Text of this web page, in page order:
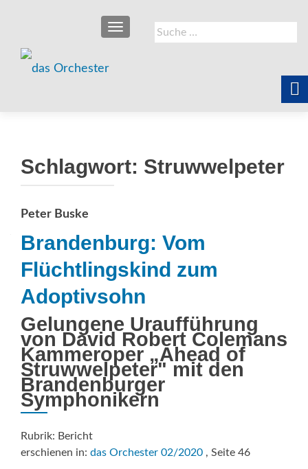
Suche
nach:
SCHALTE NAVIGATION
Schlagwort: Struwwelpeter
Peter Buske
Brandenburg: Vom
Flüchtlingskind zum
Adoptivsohn
Gelungene Uraufführung
von David Robert Colemans
Kammeroper „Ahead of
Struwwelpeter" mit den
Brandenburger
Symphonikern
Rubrik: Bericht
erschienen in: das Orchester 02/2020 , Seite 46